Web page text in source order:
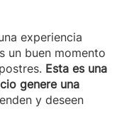
experiencia
un buen momento
Esta es una
genere una
y deseen